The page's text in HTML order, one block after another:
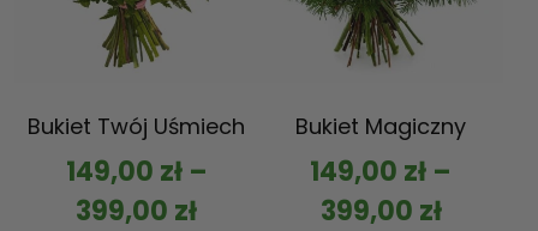
Bukiet Twój Uśmiech
149,00 zł–
399,00 zł
Bukiet Magiczny
149,00 zł –
399,00 zł